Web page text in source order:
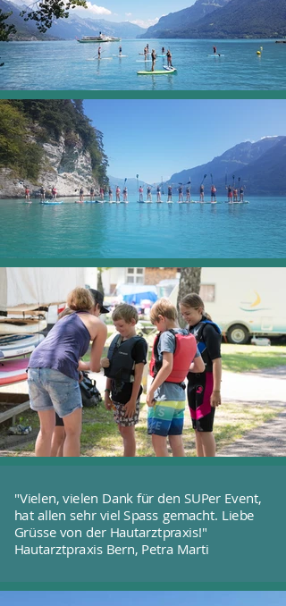
"Vielen, vielen Dank für den SUPer Event,
hat allen sehr viel Spass gemacht. Liebe
Grüsse von der Hautarztpraxis!"
Hautarztpraxis Bern, Petra Marti